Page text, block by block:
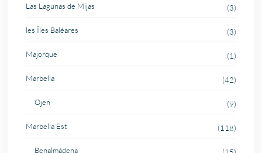
Las Lagunas de Mijas (3)
les Îles Baléares (3)
Majorque (1)
Marbella (42)
Ojen (9)
Marbella Est (118)
Benalmádena